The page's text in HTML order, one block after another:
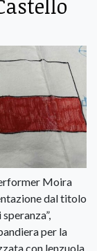
Moira
dal titolo
per la
con lenzuola